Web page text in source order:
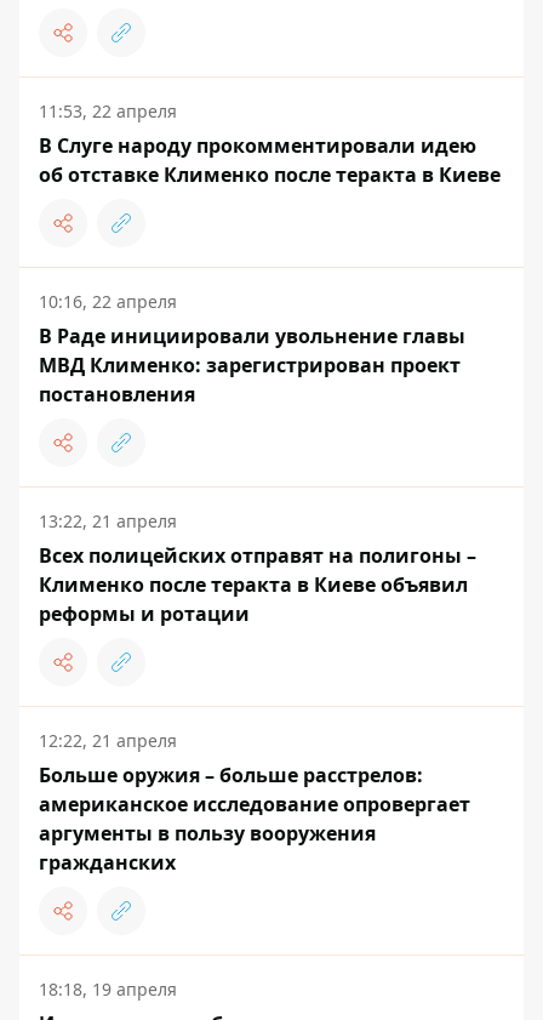
11:53, 22 апреля
В Слуге народу прокомментировали идею
об отставке Клименко после теракта в Киеве
10:16, 22 апреля
В Раде инициировали увольнение главы
МВД Клименко: зарегистрирован проект
постановления
13:22, 21 апреля
Всех полицейских отправят на полигоны –
Клименко после теракта в Киеве объявил
реформы и ротации
12:22, 21 апреля
Больше оружия – больше расстрелов:
американское исследование опровергает
аргументы в пользу вооружения
гражданских
18:18, 19 апреля